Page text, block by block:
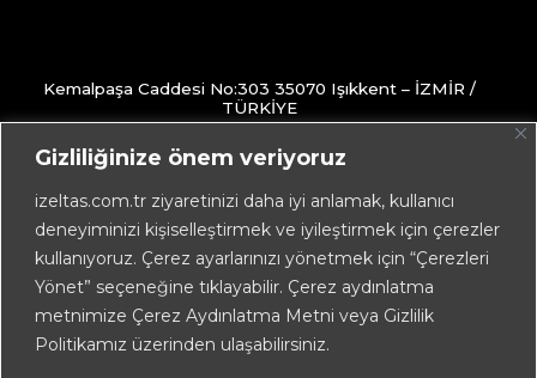
Gizliliğinize önem veriyoruz
izeltas.com.tr ziyaretinizi daha iyi anlamak, kullanıcı
deneyiminizi kişiselleştirmek ve iyileştirmek için çerezler
kullanıyoruz. Çerez ayarlarınızı yönetmek için “Çerezleri
Yönet” seçeneğine tıklayabilir. Çerez aydınlatma
metnimize Çerez Aydınlatma Metni veya Gizlilik
Politikamız üzerinden ulaşabilirsiniz.
Kemalpaşa Caddesi No:303 35070 Işıkkent – İZMİR /
TÜRKİYE
+90 232 472 13 75 (pbx)
+90 232 472 13 78
info@izeltas.com.tr